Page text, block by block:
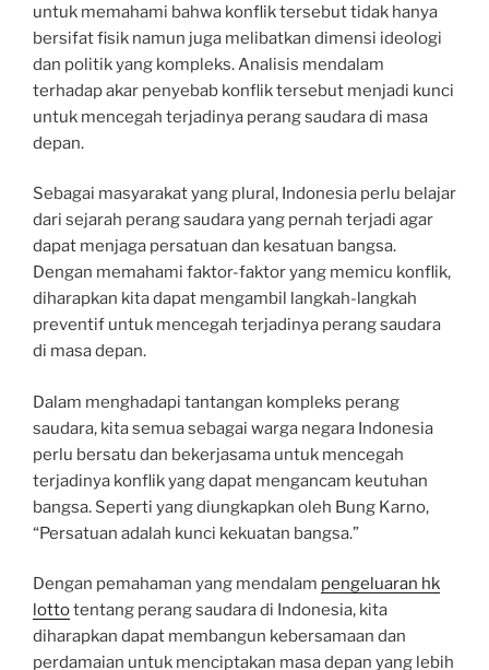
untuk memahami bahwa konflik tersebut tidak hanya
bersifat fisik namun juga melibatkan dimensi ideologi
dan politik yang kompleks. Analisis mendalam
terhadap akar penyebab konflik tersebut menjadi kunci
untuk mencegah terjadinya perang saudara di masa
depan.
Sebagai masyarakat yang plural, Indonesia perlu belajar
dari sejarah perang saudara yang pernah terjadi agar
dapat menjaga persatuan dan kesatuan bangsa.
Dengan memahami faktor-faktor yang memicu konflik,
diharapkan kita dapat mengambil langkah-langkah
preventif untuk mencegah terjadinya perang saudara
di masa depan.
Dalam menghadapi tantangan kompleks perang
saudara, kita semua sebagai warga negara Indonesia
perlu bersatu dan bekerjasama untuk mencegah
terjadinya konflik yang dapat mengancam keutuhan
bangsa. Seperti yang diungkapkan oleh Bung Karno,
“Persatuan adalah kunci kekuatan bangsa.”
Dengan pemahaman yang mendalam pengeluaran hk
lottotentang perang saudara di Indonesia, kita
diharapkan dapat membangun kebersamaan dan
perdamaian untuk menciptakan masa depan yang lebih